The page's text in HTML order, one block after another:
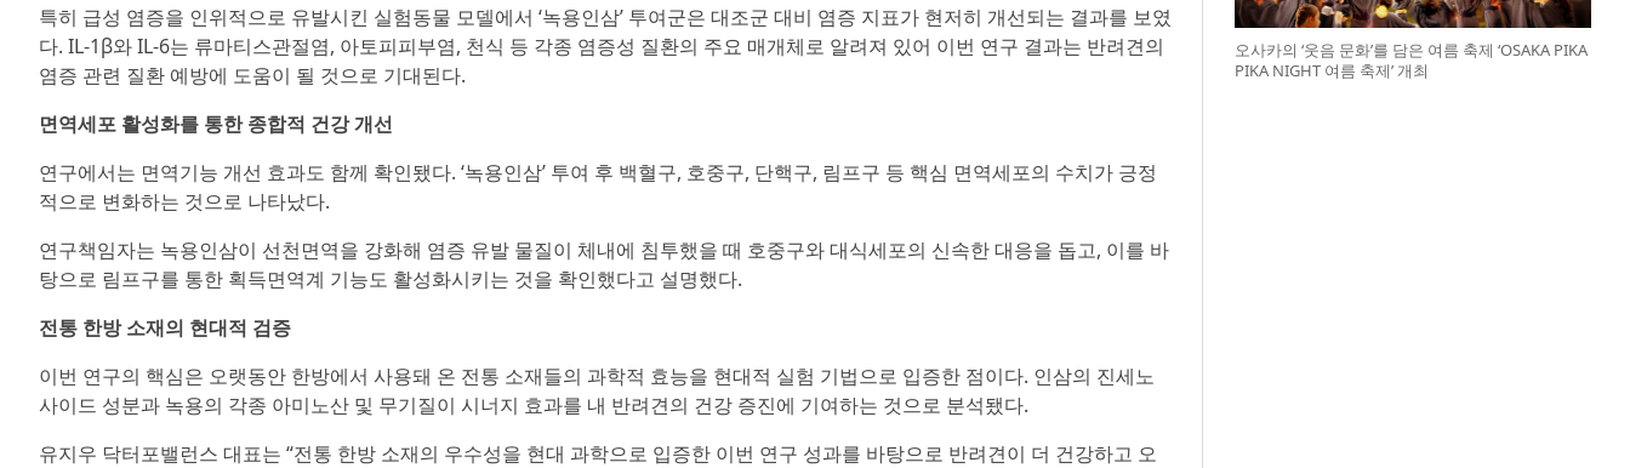
특히 급성 염증을 인위적으로 유발시킨 실험동물 모델에서 ‘녹용인삼’ 투여군은 대조군 대비 염증 지표가 현저히 개선되는 결과를 보였
다. IL-1β와 IL-6는 류마티스관절염, 아토피피부염, 천식 등 각종 염증성 질환의 주요 매개체로 알려져 있어 이번 연구 결과는 반려견의
염증 관련 질환 예방에 도움이 될 것으로 기대된다.
면역세포 활성화를 통한 종합적 건강 개선
연구에서는 면역기능 개선 효과도 함께 확인됐다. ‘녹용인삼’ 투여 후 백혈구, 호중구, 단핵구, 림프구 등 핵심 면역세포의 수치가 긍정
적으로 변화하는 것으로 나타났다.
연구책임자는 녹용인삼이 선천면역을 강화해 염증 유발 물질이 체내에 침투했을 때 호중구와 대식세포의 신속한 대응을 돕고, 이를 바
탕으로 림프구를 통한 획득면역계 기능도 활성화시키는 것을 확인했다고 설명했다.
전통 한방 소재의 현대적 검증
이번 연구의 핵심은 오랫동안 한방에서 사용돼 온 전통 소재들의 과학적 효능을 현대적 실험 기법으로 입증한 점이다. 인삼의 진세노
사이드 성분과 녹용의 각종 아미노산 및 무기질이 시너지 효과를 내 반려견의 건강 증진에 기여하는 것으로 분석됐다.
유지우 닥터포밸런스 대표는 “전통 한방 소재의 우수성을 현대 과학으로 입증한 이번 연구 성과를 바탕으로 반려견이 더 건강하고 오
오사카의 ‘웃음 문화’를 담은 여름 축제 ‘OSAKA PIKA
PIKA NIGHT 여름 축제’ 개최